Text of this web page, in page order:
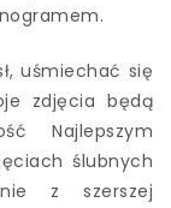
uśmiechać się
zdjęcia będą
Najlepszym
ślubnych
z szerszej